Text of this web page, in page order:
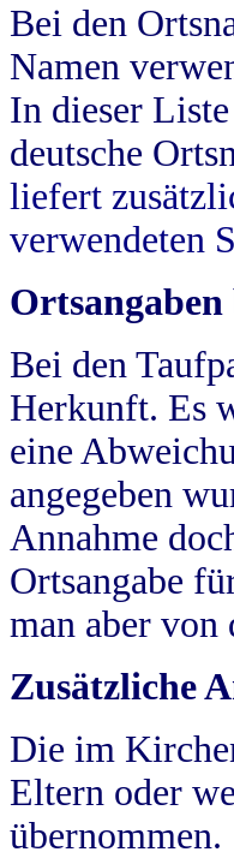
Bei den
Namen
In dieser
deutsche
liefert
verwendeten
Bei den
Herkunft. Es
eine
angegeben
Annahme
Ortsangabe
man aber von
Zusätzliche
Die im
Eltern oder
übernommen.